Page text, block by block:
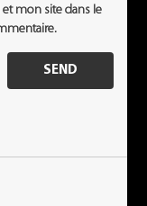
mon site dans le